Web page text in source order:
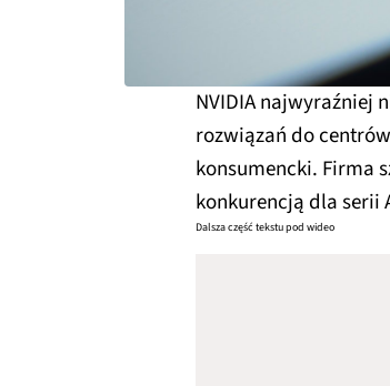
NVIDIA najwyraźniej
rozwiązań do
konsumencki. Firma
konkurencją dla serii
Dalsza część tekstu pod wideo